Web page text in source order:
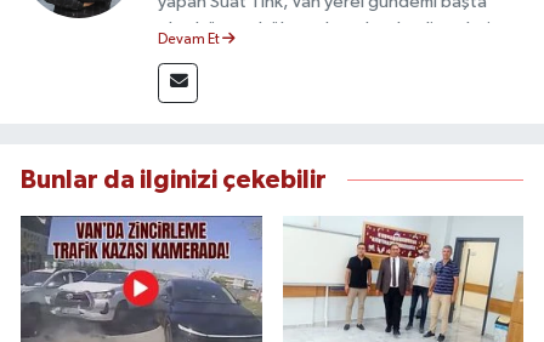
olmak üzere bölgesel ve ulusal gelişmeleri
mezunu olan Tink, sahadan edindiği bilgilerle
doğruluk, tarafsızlık ve etik ilkeler
Devam Et
Bunlar da ilginizi çekebilir